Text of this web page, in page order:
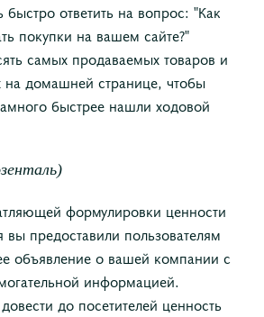
быстро ответить на вопрос: "Как
покупки на вашем сайте?"
самых продаваемых товаров и
на домашней странице, чтобы
быстрее нашли ходовой
формулировки ценности
предоставили пользователям
объявление о вашей компании с
информацией.
до посетителей ценность